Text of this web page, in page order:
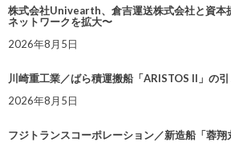
株式会社Univearth、倉吉運送株式会社と資本
ネットワークを拡大〜
2026年8月5日
川崎重工業／ばら積運搬船「ARISTOS II」の
2026年8月5日
フジトランスコーポレーション／新造船「蓉翔